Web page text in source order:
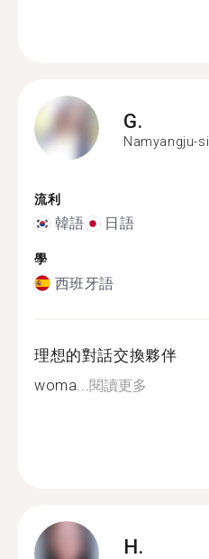
G.
Namyangju-si
流利
韓語 日語
學
西班牙語
理想的對話交換夥伴
woma... 閱讀更多
H.